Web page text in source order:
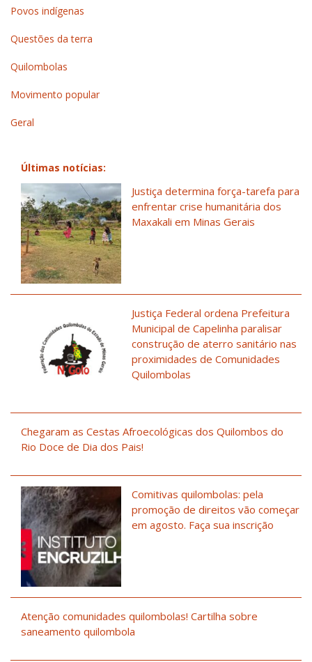
Povos indígenas
Questões da terra
Quilombolas
Movimento popular
Geral
Últimas notícias:
Justiça determina força-tarefa para
enfrentar crise humanitária dos
Maxakali em Minas Gerais
Justiça Federal ordena Prefeitura
Municipal de Capelinha paralisar
construção de aterro sanitário nas
proximidades de Comunidades
Quilombolas
Chegaram as Cestas Afroecológicas dos Quilombos do
Rio Doce de Dia dos Pais!
Comitivas quilombolas: pela
promoção de direitos vão começar
em agosto. Faça sua inscrição
Atenção comunidades quilombolas! Cartilha sobre
saneamento quilombola